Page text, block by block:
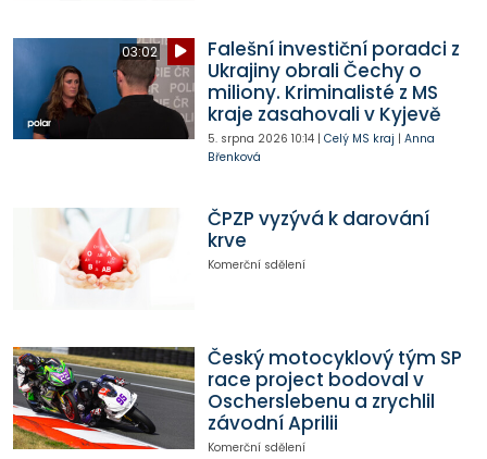
03:02
Falešní investiční poradci z
Ukrajiny obrali Čechy o
miliony. Kriminalisté z MS
kraje zasahovali v Kyjevě
5. srpna 2026 10:14| Celý MS kraj | Anna
Břenková
ČPZP vyzývá k darování
krve
Komerční sdělení
Český motocyklový tým SP
race project bodoval v
Oscherslebenu a zrychlil
závodní Aprilii
Komerční sdělení